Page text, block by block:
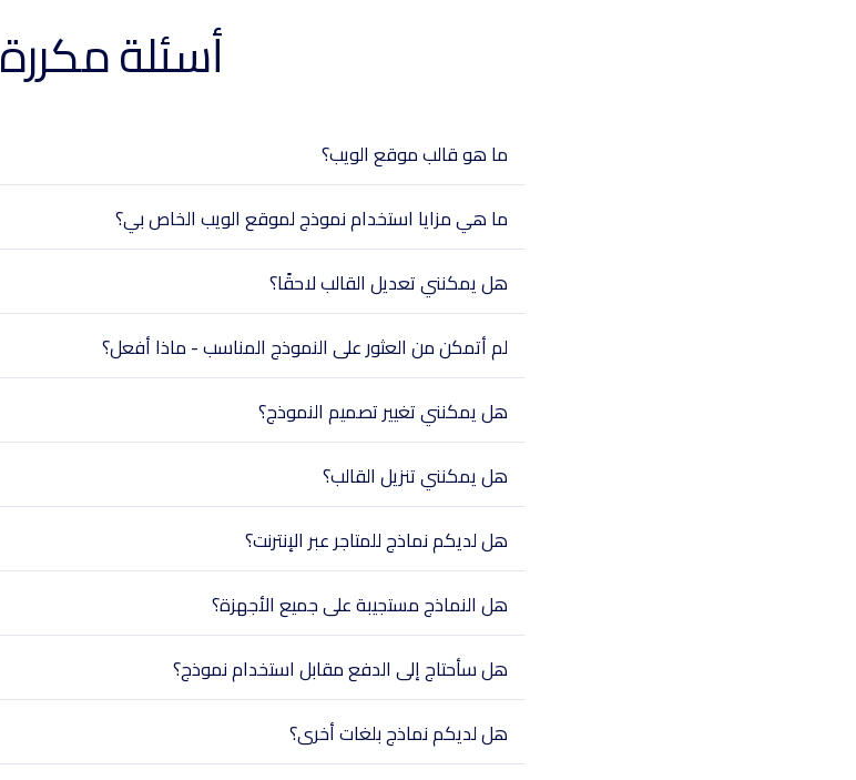
أسئلة مكررة
ما هو قالب موقع الويب؟
ما هي مزايا استخدام نموذج لموقع الويب الخاص بي؟
هل يمكنني تعديل القالب لاحقًا؟
لم أتمكن من العثور على النموذج المناسب - ماذا أفعل؟
هل يمكنني تغيير تصميم النموذج؟
هل يمكنني تنزيل القالب؟
هل لديكم نماذج للمتاجر عبر الإنترنت؟
هل النماذج مستجيبة على جميع الأجهزة؟
هل سأحتاج إلى الدفع مقابل استخدام نموذج؟
هل لديكم نماذج بلغات أخرى؟